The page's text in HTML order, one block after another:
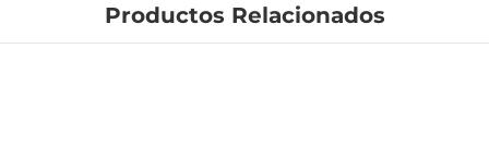
Productos Relacionados